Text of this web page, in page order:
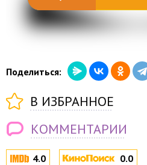
4.0 0.0
Поделиться:
В ИЗБРАННОЕ
КОММЕНТАРИИ